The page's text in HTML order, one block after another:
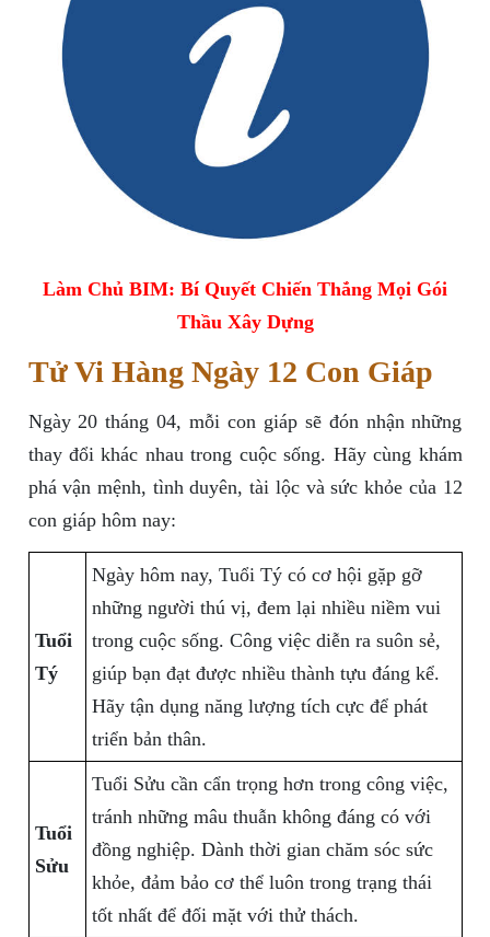
Làm Chủ BIM: Bí Quyết Chiến Thắng Mọi Gói
Thầu Xây Dựng
Tử Vi Hàng Ngày 12 Con Giáp
Ngày 20 tháng 04, mỗi con giáp sẽ đón nhận những
thay đổi khác nhau trong cuộc sống. Hãy cùng khám
phá vận mệnh, tình duyên, tài lộc và sức khỏe của 12
con giáp hôm nay:
Tuổi
Tý
Ngày hôm nay, Tuổi Tý có cơ hội gặp gỡ
những người thú vị, đem lại nhiều niềm vui
trong cuộc sống. Công việc diễn ra suôn sẻ,
giúp bạn đạt được nhiều thành tựu đáng kể.
Hãy tận dụng năng lượng tích cực để phát
triển bản thân.
Tuổi
Sửu
Tuổi Sửu cần cẩn trọng hơn trong công việc,
tránh những mâu thuẫn không đáng có với
đồng nghiệp. Dành thời gian chăm sóc sức
khỏe, đảm bảo cơ thể luôn trong trạng thái
tốt nhất để đối mặt với thử thách.